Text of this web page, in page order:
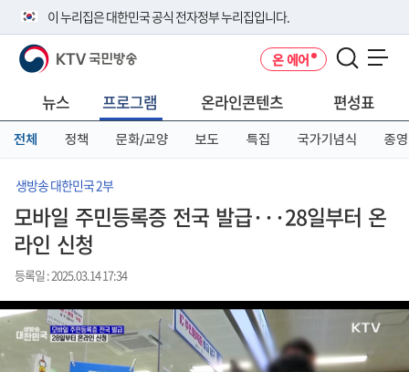
이 누리집은 대한민국 공식 전자정부 누리집입니다.
공식 누리집 주소 확인하기
니다.
이밖에 or.kr 또는 .kr등 다른 도메인 주소를 사용하고 있다면 아래 URL에
서 도메인 주소를 확인해 보세요
KTV 국민방송 온 에어
뉴스 프로그램 온라인콘텐츠 편성표
전체 정책 문화/교양 보도 특집 국가기념식 종영
생방송 대한민국 2부
모바일 주민등록증 전국 발급···28일부터 온
라인 신청
등록일 : 2025.03.14 17:34